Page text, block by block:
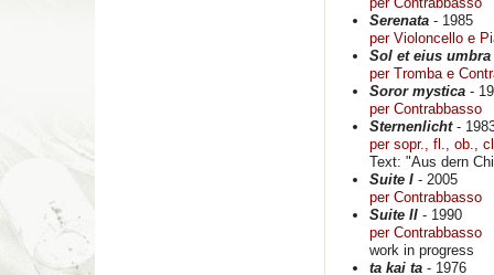
Serenata - 1985
per Violoncello e
Sol et eius umbra
per Tromba e
Soror mystica -
per Contrabbasso
Sternenlicht -
per sopr., fl., ob.,
Text: "Aus dern
Suite I - 2005
per Contrabbasso
Suite II - 1990
per Contrabbasso
work in progress
ta kai ta - 1976